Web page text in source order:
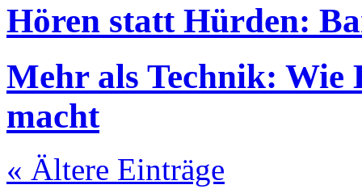
Hören statt Hürden:
Mehr als Technik: Wie
macht
« Ältere Einträge